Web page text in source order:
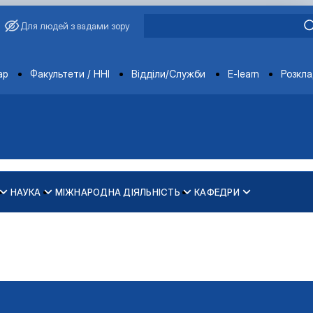
Для людей з вадами зору
Факультети / ННІ Відділи/Служби E-learn
НАУКА МІЖНАРОДНА ДІЯЛЬНІСТЬ
рівності у …
КАФЕДРИ